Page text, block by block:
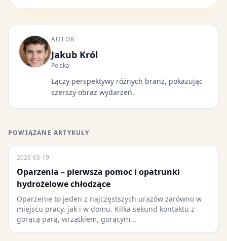
AUTOR
Jakub Król
Polska
Łączy perspektywy różnych branż, pokazując
szerszy obraz wydarzeń.
POWIĄZANE ARTYKUŁY
2026-03-19
Oparzenia – pierwsza pomoc i opatrunki
hydrożelowe chłodzące
Oparzenie to jeden z najczęstszych urazów zarówno w
miejscu pracy, jak i w domu. Kilka sekund kontaktu z
gorącą parą, wrzątkiem, gorącym...